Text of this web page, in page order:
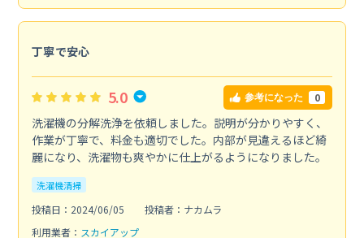
丁寧で安心
5.0 参考になった 0
洗濯機の分解洗浄を依頼しました。説明が分かりやすく、
作業が丁寧で、料金も適切でした。内部が見違えるほど綺
麗になり、洗濯物も爽やかに仕上がるようになりました。
洗濯機清掃
投稿日：2024/06/05
投稿者：ナカムラ
利用業者： スカイアップ